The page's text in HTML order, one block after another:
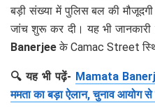
बड़ी संख्या में पुलिस बल की
जांच शुरू कर दी। यह भी
Banerjeeके Camac Street
🔍 यह भी पढ़ें- Mamata
ममता का बड़ा ऐलान, चुनाव आयोग से